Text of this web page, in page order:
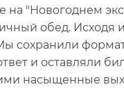
"Новогоднем
обед. Исходя
Мы сохранили
и оставляли
насыщенные